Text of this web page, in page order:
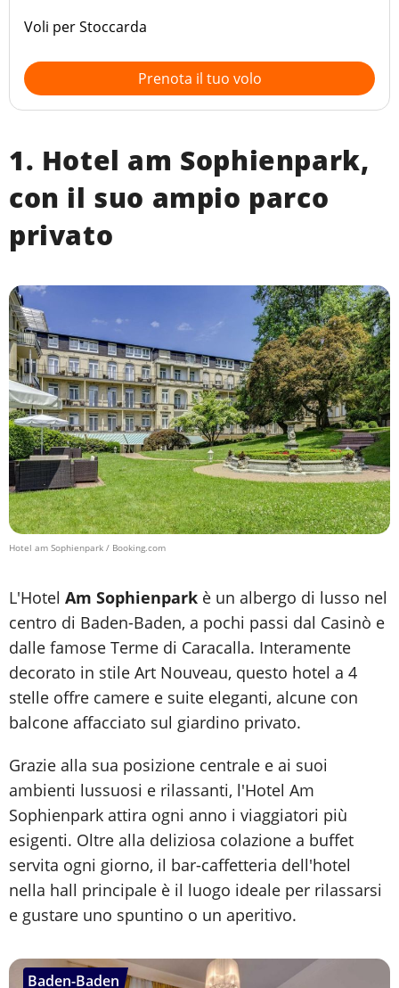
Voli per Stoccarda
Prenota il tuo volo
1. Hotel am Sophienpark,
con il suo ampio parco
privato
Hotel am Sophienpark / Booking.com
L'Hotel Am Sophienpark è un albergo di lusso nel
centro di Baden-Baden, a pochi passi dal Casinò e
dalle famose Terme di Caracalla. Interamente
decorato in stile Art Nouveau, questo hotel a 4
stelle offre camere e suite eleganti, alcune con
balcone affacciato sul giardino privato.
Grazie alla sua posizione centrale e ai suoi
ambienti lussuosi e rilassanti, l'Hotel Am
Sophienpark attira ogni anno i viaggiatori più
esigenti. Oltre alla deliziosa colazione a buffet
servita ogni giorno, il bar-caffetteria dell'hotel
nella hall principale è il luogo ideale per rilassarsi
e gustare uno spuntino o un aperitivo.
Baden-Baden